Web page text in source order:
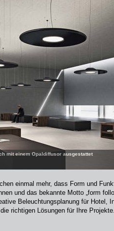
mit einem Opaldiffusor ausgestattet
einmal mehr, dass Form und
und das bekannte Motto „form
Beleuchtungsplanung für Hotel,
richtigen Lösungen für Ihre